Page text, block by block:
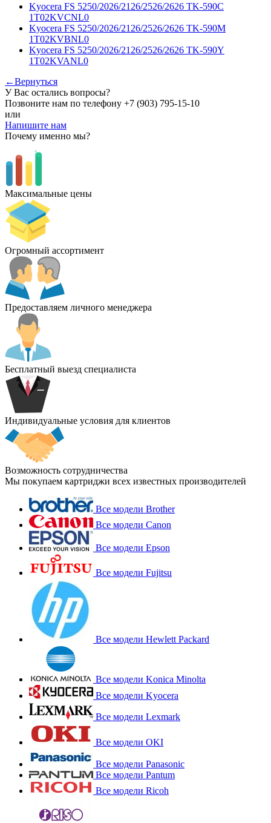
Kyocera FS 5250/2026/2126/2526/2626 TK-590C
1T02KVCNL0
Kyocera FS 5250/2026/2126/2526/2626 TK-590M
1T02KVBNL0
Kyocera FS 5250/2026/2126/2526/2626 TK-590Y
1T02KVANL0
←Вернуться
У Вас остались вопросы?
Позвоните нам по телефону +7 (903) 795-15-10
или
Напишите нам
Почему именно мы?
Максимальные цены
Огромный ассортимент
Предоставляем личного менеджера
Бесплатный выезд специалиста
Индивидуальные условия для клиентов
Возможность сотрудничества
Мы покупаем картриджи всех известных производителей
Все модели Brother
Все модели Canon
Все модели Epson
Все модели Fujitsu
Все модели Hewlett Packard
Все модели Konica Minolta
Все модели Kyocera
Все модели Lexmark
Все модели OKI
Все модели Panasonic
Все модели Pantum
Все модели Ricoh